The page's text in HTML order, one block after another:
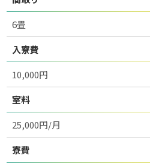
6畳
入寮費
10,000円
室料
25,000円/月
寮費